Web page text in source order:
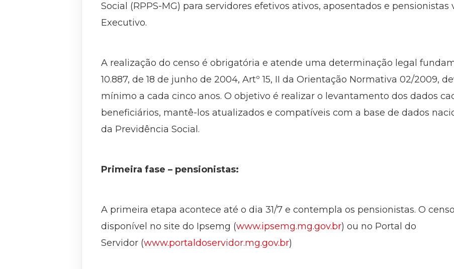
Social (RPPS-MG) para servidores efetivos ativos, aposentados e
Executivo.
A realização do censo é obrigatória e atende uma determinação legal
10.887, de 18 de junho de 2004, Artº 15, II da Orientação Normativa 02/2009,
mínimo a cada cinco anos. O objetivo é realizar o levantamento dos dados
beneficiários, mantê-los atualizados e compatíveis com a base de dados
da Previdência Social.
Primeira fase – pensionistas:
A primeira etapa acontece até o dia 31/7 e contempla os pensionistas. O
disponível no site do Ipsemg (www.ipsemg.mg.gov.br) ou no Portal do
Servidor (www.portaldoservidor.mg.gov.br)